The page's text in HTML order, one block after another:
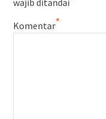
Komentar*